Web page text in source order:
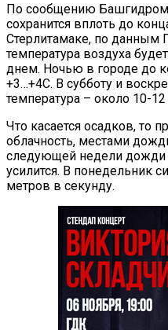
По сообщению
сохранится вплоть до
Стерлитамаке, по данным
температура воздуха
днем. Ночью в городе до
+3…+4С. В субботу и
температура – около 10-
Что касается осадков, то
облачность, местами
следующей недели дожди
усилится. В понедельник
метров в секунду.